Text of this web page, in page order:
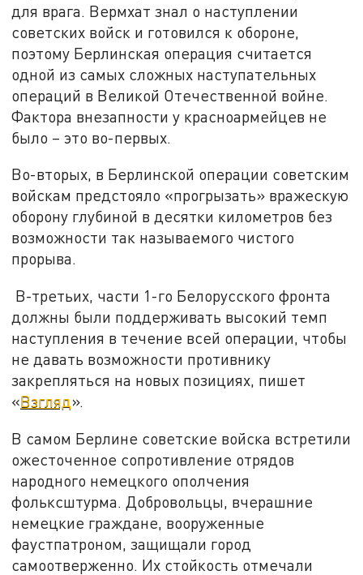
для врага. Вермхат знал о наступлении
советских войск и готовился к обороне,
поэтому Берлинская операция считается
одной из самых сложных наступательных
операций в Великой Отечественной войне.
Фактора внезапности у красноармейцев не
было – это во-первых.
Во-вторых, в Берлинской операции советским
войскам предстояло «прогрызать» вражескую
оборону глубиной в десятки километров без
возможности так называемого чистого
прорыва.
В-третьих, части 1-го Белорусского фронта
должны были поддерживать высокий темп
наступления в течение всей операции, чтобы
не давать возможности противнику
закрепляться на новых позициях, пишет
«Взгляд».
В самом Берлине советские войска встретили
ожесточенное сопротивление отрядов
народного немецкого ополчения
фольксштурма. Добровольцы, вчерашние
немецкие граждане, вооруженные
фаустпатроном, защищали город
самоотверженно. Их стойкость отмечали